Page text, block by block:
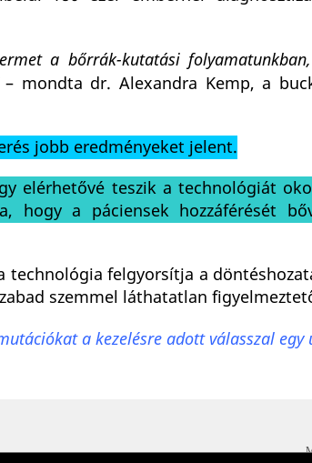
a bőrrák-kutatási
mondta dr. Alexandra Kemp, a
jobb eredményeket jelent.
elérhetővé teszik a technológiát
hogy a páciensek hozzáférését
technológia felgyorsítja a
szemmel láthatatlan
a kezelésre adott válasszal